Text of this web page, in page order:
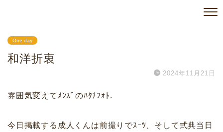
One day
和洋折衷
2024年11月21日
雰囲気変えてﾒﾝｽﾞのﾊﾀﾁﾌｫﾄ.
今日掲載する成人くんは前撮りでｽｰﾂ、そして式典当日